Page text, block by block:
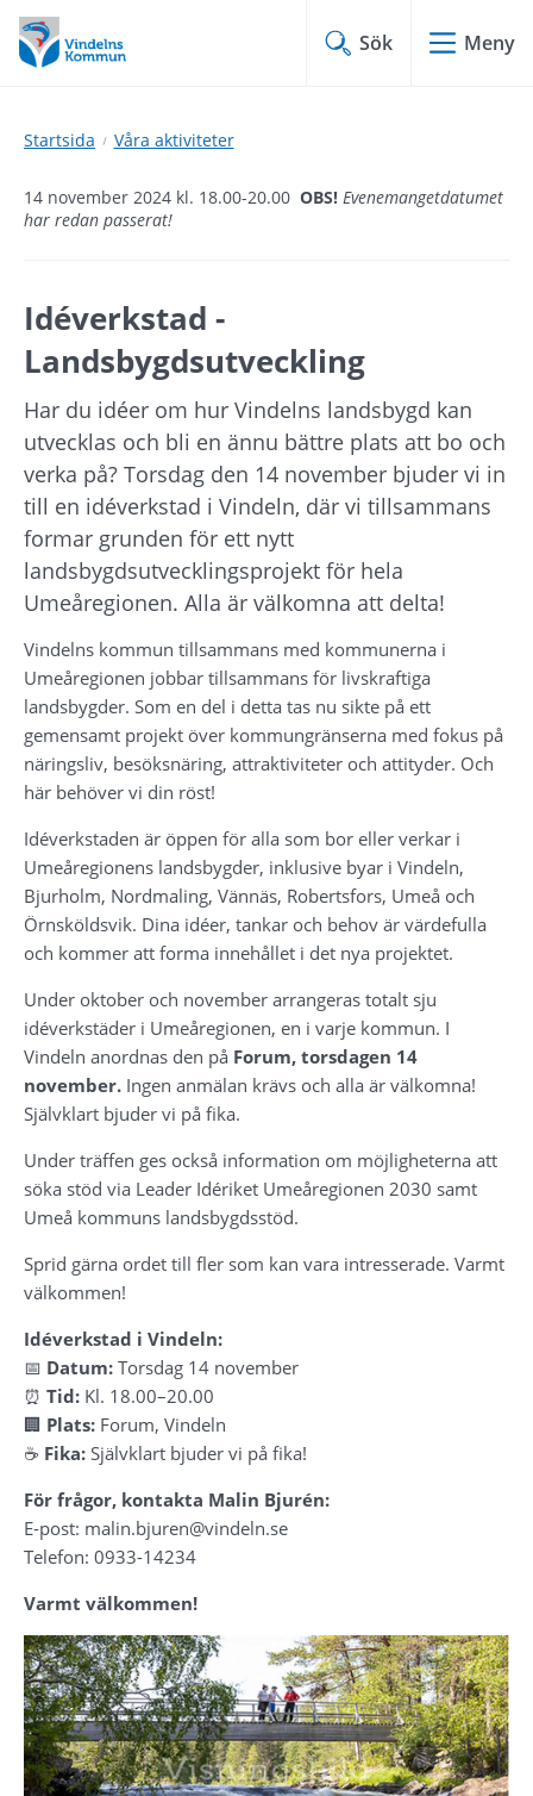
Hoppa
till
innehåll
Hoppa
till
undermeny
Sök Meny
Startsida Våra aktiviteter
14 november 2024 kl. 18.00-20.00 OBS! Evenemangetdatumet
har redan passerat!
Idéverkstad -
Landsbygdsutveckling
Har du idéer om hur Vindelns landsbygd kan
utvecklas och bli en ännu bättre plats att bo och
verka på? Torsdag den 14 november bjuder vi in
till en idéverkstad i Vindeln, där vi tillsammans
formar grunden för ett nytt
landsbygdsutvecklingsprojekt för hela
Umeåregionen. Alla är välkomna att delta!
Vindelns kommun tillsammans med kommunerna i
Umeåregionen jobbar tillsammans för livskraftiga
landsbygder. Som en del i detta tas nu sikte på ett
gemensamt projekt över kommungränserna med fokus på
näringsliv, besöksnäring, attraktiviteter och attityder. Och
här behöver vi din röst!
Idéverkstaden är öppen för alla som bor eller verkar i
Umeåregionens landsbygder, inklusive byar i Vindeln,
Bjurholm, Nordmaling, Vännäs, Robertsfors, Umeå och
Örnsköldsvik. Dina idéer, tankar och behov är värdefulla
och kommer att forma innehållet i det nya projektet.
Under oktober och november arrangeras totalt sju
idéverkstäder i Umeåregionen, en i varje kommun. I
Vindeln anordnas den på Forum, torsdagen 14
november. Ingen anmälan krävs och alla är välkomna!
Självklart bjuder vi på fika.
Under träffen ges också information om möjligheterna att
söka stöd via Leader Idériket Umeåregionen 2030 samt
Umeå kommuns landsbygdsstöd.
Sprid gärna ordet till fler som kan vara intresserade. Varmt
välkommen!
Idéverkstad i Vindeln:
📅 Datum: Torsdag 14 november
⏰ Tid: Kl. 18.00–20.00
🏢 Plats: Forum, Vindeln
☕ Fika: Självklart bjuder vi på fika!
För frågor, kontakta Malin Bjurén:
E-post: malin.bjuren@vindeln.se
Telefon: 0933-14234
Varmt välkommen!